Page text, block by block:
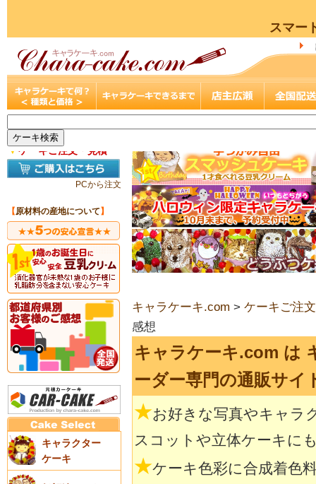
スマー
▼ケーキご注文・見積
PCから注文
【原材料の産地について 】
キャラクター
ケーキ
キャラケーキ.com > ケーキご注
感想
キャラケーキ.com は
ーダー専門の通販サイ
★お好きな写真やキャラ
スコットや立体ケーキに
★ケーキ色彩に合成着色